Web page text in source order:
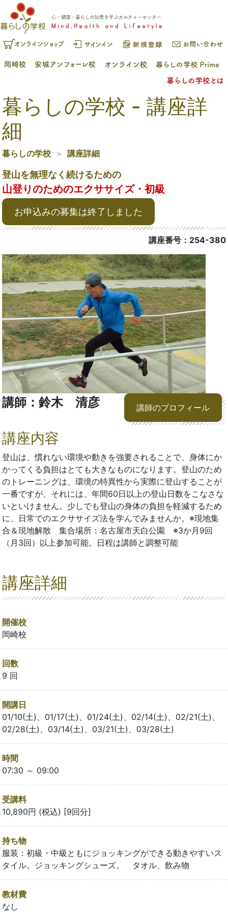
暮らしの学校 - 講座詳
細
暮らしの学校 講座詳細
登山を無理なく続けるための
山登りのためのエクササイズ・初級
お申込みの募集は終了しました
講座番号：254-380
講師：鈴木 清彦 講師のプロフィール
講座内容
登山は、慣れない環境や動きを強要されることで、身体にか
かってくる負担はとても大きなものになります。登山のため
のトレーニングは、環境の特異性から実際に登山することが
一番ですが、それには、年間60日以上の登山日数をこなさな
いといけません。少しでも登山の身体の負担を軽減するため
に、日常でのエクササイズ法を学んでみませんか。※現地集
合＆現地解散 集合場所：名古屋市天白公園 ※3か月9回
（月3回）以上参加可能。日程は講師と調整可能
講座詳細
開催校
岡崎校
回数
9 回
開講日
01/10(土)、01/17(土)、01/24(土)、02/14(土)、02/21(土)、
02/28(土)、03/14(土)、03/21(土)、03/28(土)
時間
07:30 ～ 09:00
受講料
10,890円 (税込) [9回分]
持ち物
服装：初級・中級ともにジョッキングができる動きやすいス
タイル。ジョッキングシューズ。 タオル、飲み物
教材費
なし